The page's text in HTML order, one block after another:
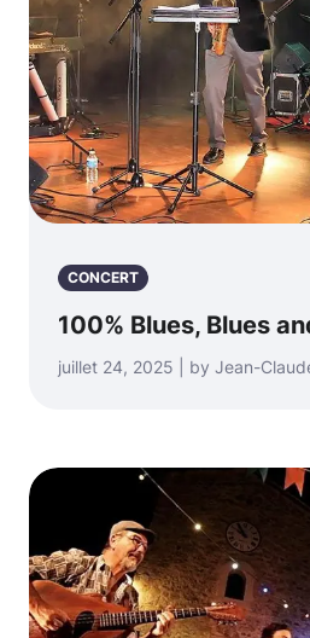
CONCERT
100% Blues, Blues
juillet 24, 2025 | by Jean-